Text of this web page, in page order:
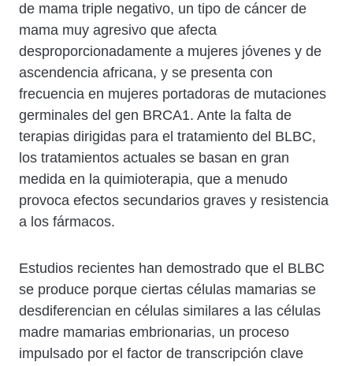
de mama triple negativo, un tipo de cáncer de
mama muy agresivo que afecta
desproporcionadamente a mujeres jóvenes y de
ascendencia africana, y se presenta con
frecuencia en mujeres portadoras de mutaciones
germinales del gen BRCA1. Ante la falta de
terapias dirigidas para el tratamiento del BLBC,
los tratamientos actuales se basan en gran
medida en la quimioterapia, que a menudo
provoca efectos secundarios graves y resistencia
a los fármacos.
Estudios recientes han demostrado que el BLBC
se produce porque ciertas células mamarias se
desdiferencian en células similares a las células
madre mamarias embrionarias, un proceso
impulsado por el factor de transcripción clave